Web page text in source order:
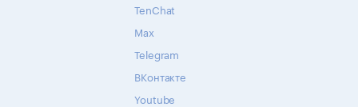
TenChat
Max
Telegram
ВКонтакте
Youtube